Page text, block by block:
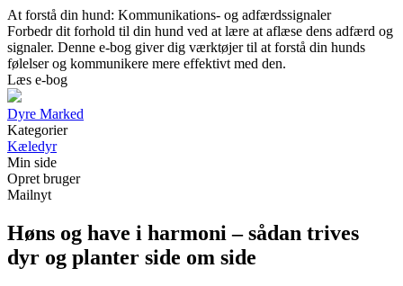
At forstå din hund: Kommunikations- og adfærdssignaler
Forbedr dit forhold til din hund ved at lære at aflæse dens adfærd og
signaler. Denne e-bog giver dig værktøjer til at forstå din hunds
følelser og kommunikere mere effektivt med den.
Læs e-bog
Dyre Marked
Kategorier
Kæledyr
Min side
Opret bruger
Mailnyt
Høns og have i harmoni – sådan trives
dyr og planter side om side